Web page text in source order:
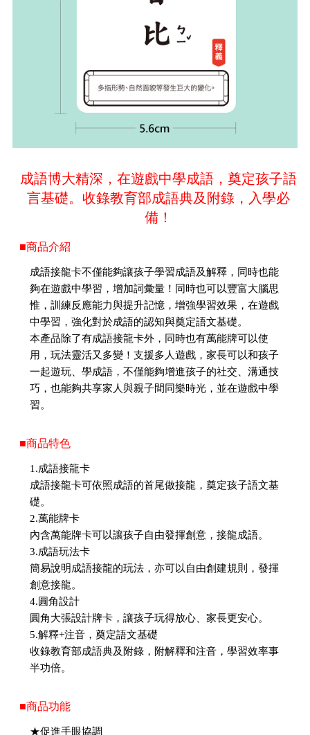
成語博大精深，在遊戲中學成語，奠定孩子語
言基礎。收錄教育部成語典及附錄，入學必
備！
■商品介紹
成語接龍卡不僅能夠讓孩子學習成語及解釋，同時也能
夠在遊戲中學習，增加詞彙量！同時也可以豐富大腦思
惟，訓練反應能力與提升記憶，增強學習效果，在遊戲
中學習，強化對於成語的認知與奠定語文基礎。
本產品除了有成語接龍卡外，同時也有萬能牌可以使
用，玩法靈活又多變！支援多人遊戲，家長可以和孩子
一起遊玩、學成語，不僅能夠增進孩子的社交、溝通技
巧，也能夠共享家人與親子間同樂時光，並在遊戲中學
習。
■商品特色
1.成語接龍卡
成語接龍卡可依照成語的首尾做接龍，奠定孩子語文基
礎。
2.萬能牌卡
內含萬能牌卡可以讓孩子自由發揮創意，接龍成語。
3.成語玩法卡
簡易說明成語接龍的玩法，亦可以自由創建規則，發揮
創意接龍。
4.圓角設計
圓角大張設計牌卡，讓孩子玩得放心、家長更安心。
5.解釋+注音，奠定語文基礎
收錄教育部成語典及附錄，附解釋和注音，學習效率事
半功倍。
■商品功能
★促進手眼協調